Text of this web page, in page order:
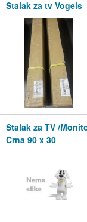
Stalak za tv Vogels
Stalak za TV /
Crna 90 x 30